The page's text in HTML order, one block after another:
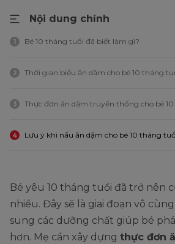
Nội dung chính
1 Bé 10 tháng tuổi đã biết làm gì?
2 Thời gian biểu ăn dặm cho bé 10 tháng
3 Thực đơn ăn dặm truyền thống cho bé
4 Lưu ý khi nấu ăn dặm cho bé 10 tháng
Bé yêu 10 tháng tuổi đã trở nên
nhiều. Đây sẽ là giai đoạn vô
sung các dưỡng chất giúp bé
hơn. Mẹ cần xây dựng thực đơn